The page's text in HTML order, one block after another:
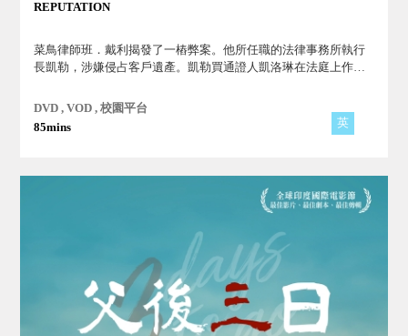
REPUTATION
菜鳥律師班．戴利揭發了一樁弊案。他所任職的法律事務所執行
長凱勒，涉嫌侵占客戶遺產。凱勒買通證人凱洛琳在法庭上作偽
法案來勒索雇主的人...。
DVD , VOD , 校園平台
85mins
英